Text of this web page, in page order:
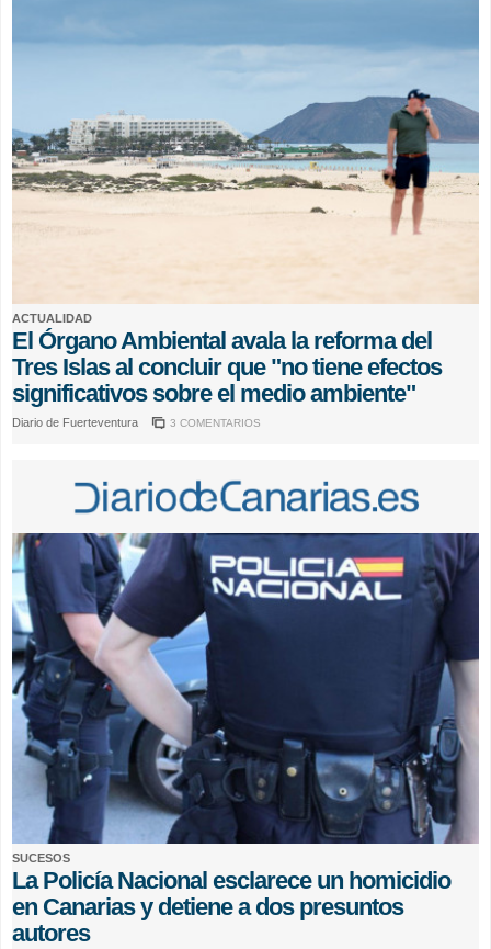
ACTUALIDAD
El Órgano Ambiental avala la reforma del
Tres Islas al concluir que "no tiene efectos
significativos sobre el medio ambiente"
Diario de Fuerteventura 3 COMENTARIOS
SUCESOS
La Policía Nacional esclarece un homicidio
en Canarias y detiene a dos presuntos
autores